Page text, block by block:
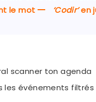
le mot
‘Codir’en
scanner ton agenda
les événements